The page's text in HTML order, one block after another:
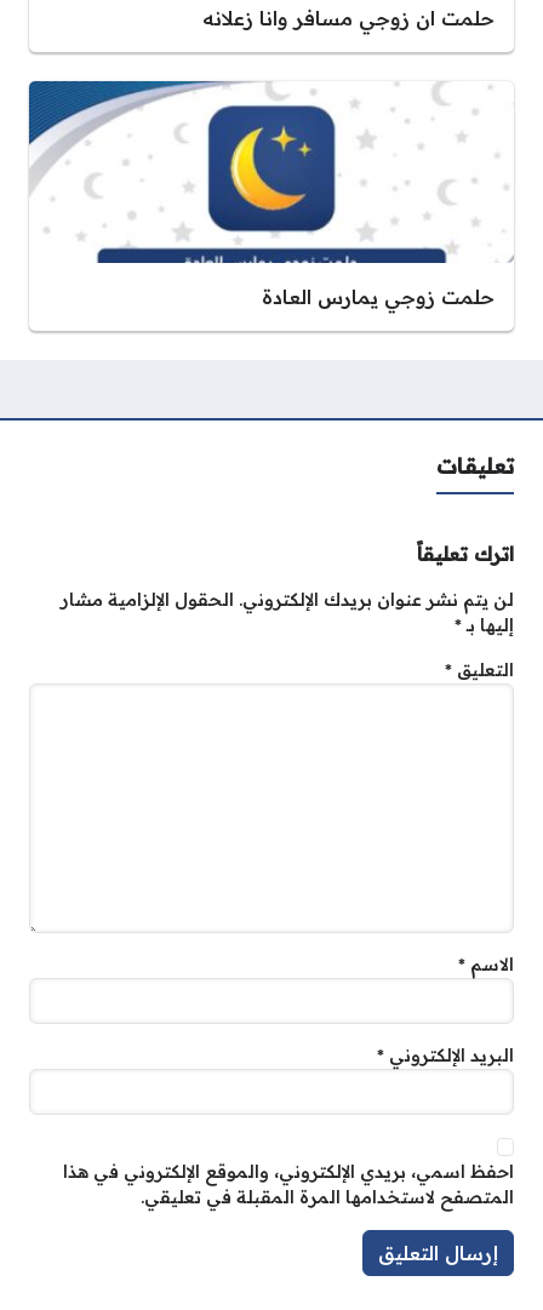
حلمت ان زوجي مسافر وانا زعلانه
حلمت زوجي يمارس العادة
تعليقات
اترك تعليقاً
لن يتم نشر عنوان بريدك الإلكتروني. الحقول الإلزامية مشار
إليها بـ*
التعليق *
الاسم *
البريد الإلكتروني *
احفظ اسمي، بريدي الإلكتروني، والموقع الإلكتروني في هذا
المتصفح لاستخدامها المرة المقبلة في تعليقي.